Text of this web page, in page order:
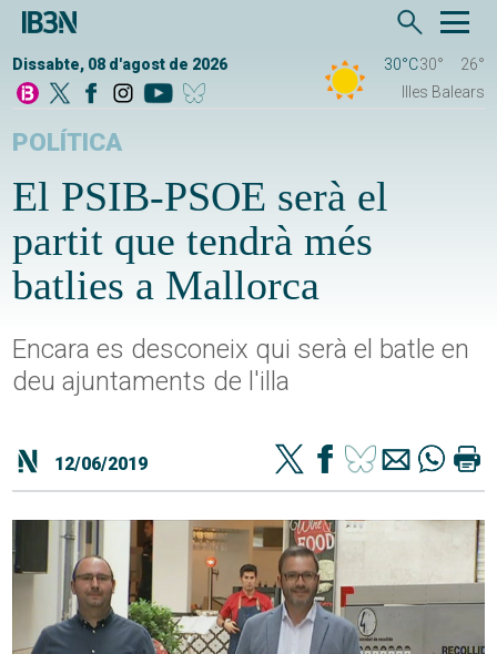
Dissabte, 08 d'agost de 2026 30°C30°
26°
Illes Balears
POLÍTICA
El PSIB-PSOE serà el
partit que tendrà més
batlies a Mallorca
Encara es desconeix qui serà el batle en
deu ajuntaments de l'illa
12/06/2019